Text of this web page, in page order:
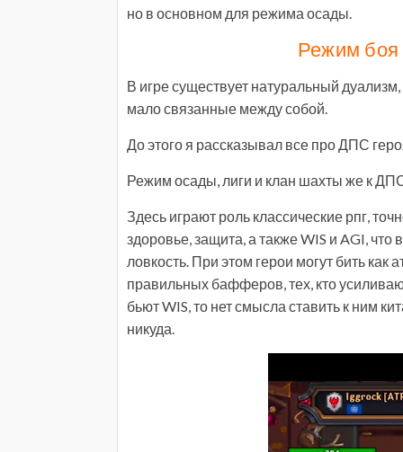
но в основном для режима осады.
Режим боя
В игре существует натуральный
мало связанные между собой.
До этого я рассказывал все про ДПС
Режим осады, лиги и клан шахты же к
Здесь играют роль классические рпг,
здоровье, защита, а также WIS и AGI, что
ловкость. При этом герои могут бить как
правильных бафферов, тех, кто
бьют WIS, то нет смысла ставить к ним
никуда.